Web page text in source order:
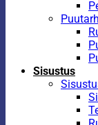
Sisustus